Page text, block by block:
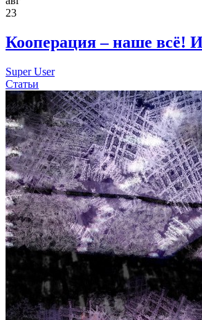
23
Кооперация – наше всё!
Super User
Статьи